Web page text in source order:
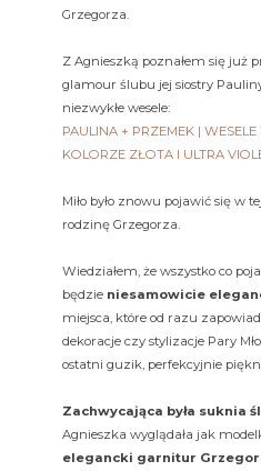
Grzegorza.
Z Agnieszką poznałem się już
glamour ślubu jej siostry
niezwykłe wesele:
PAULINA + PRZEMEK |
KOLORZE ZŁOTA I ULTRA
Miło było znowu pojawić się w
rodzinę Grzegorza.
Wiedziałem, że wszystko co
będzie niesamowicie
miejsca, które od razu
dekoracje czy stylizacje Pary
ostatni guzik, perfekcyjnie
Zachwycająca była suknia
Agnieszka wyglądała jak
elegancki garnitur